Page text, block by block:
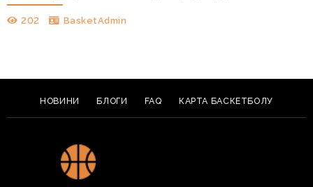
202 BasketAdmin
НОВИНИ БЛОГИ FAQ КАРТА БАСКЕТБОЛУ